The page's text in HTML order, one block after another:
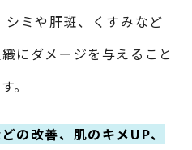
ミや肝斑、くすみなど
にダメージを与えること
。
の改善、肌のキメUP、